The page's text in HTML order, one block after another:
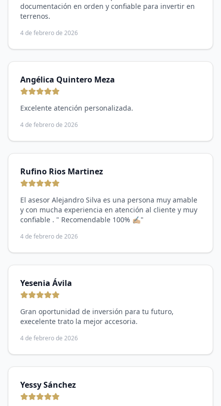
documentación en orden y confiable para invertir en
terrenos.
4 de febrero de 2026
Angélica Quintero Meza
Excelente atención personalizada.
4 de febrero de 2026
Rufino Rios Martinez
El asesor Alejandro Silva es una persona muy amable
y con mucha experiencia en atención al cliente y muy
confiable . " Recomendable 100% ✍🏼"
4 de febrero de 2026
Yesenia Ávila
Gran oportunidad de inversión para tu futuro,
execelente trato la mejor accesoria.
4 de febrero de 2026
Yessy Sánchez